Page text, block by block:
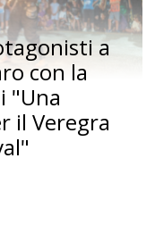
a
con la
"Una
il Veregra